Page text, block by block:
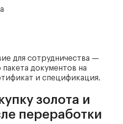
для сотрудничества —
документов на
и спецификация.
золота и
переработки